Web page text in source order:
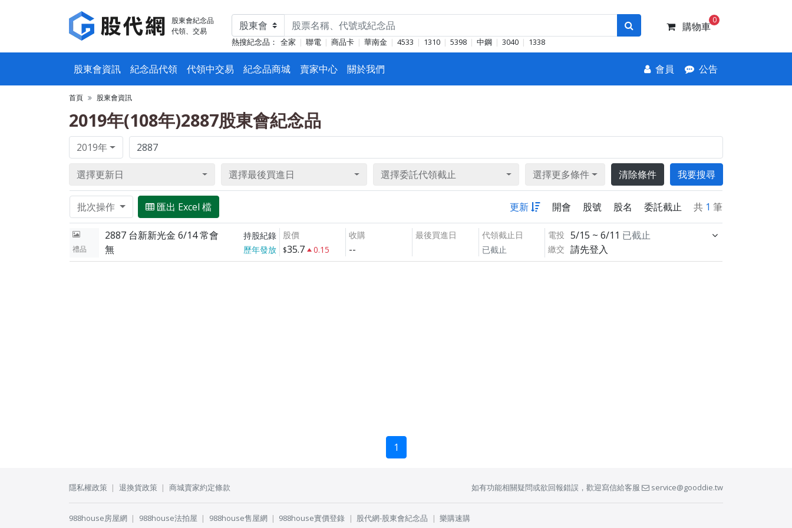
股東會紀念品
代領、交易
熱搜紀念品： 全家 聯電 商品卡 華南金 4533 1310 5398 中鋼 3040 1338
購物車
0
股東會資訊 紀念品代領 代領中交易 紀念品商城 賣家中心 關於我們 會員 公告
首頁 股東會資訊
2019年(108年)2887股東會紀念品
2019年
選擇更新日 選擇最後買進日 選擇委託代領截止 選擇更多條件 清除條件 我要搜尋
批次操作 匯出 Excel 檔 更新 開會 股號 股名 委託截止 共 1 筆
禮品
2887 台新新光金 6/14 常會 持股紀錄
無 歷年發放
股價
35.7 0.15
收購
--
最後買進日
代領截止日
已截止
電投 5/15 ~ 6/11 已截止
繳交 請先登入
1
隱私權政策 退換貨政策 商城賣家約定條款 如有功能相關疑問或欲回報錯誤，歡迎寫信給客服 service@gooddie.tw
988house房屋網 988house法拍屋 988house售屋網 988house實價登錄 股代網-股東會紀念品 樂購速購